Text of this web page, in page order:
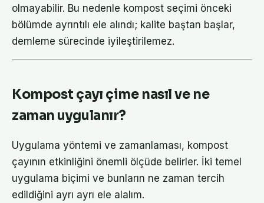
olmayabilir. Bu nedenle kompost seçimi önceki
bölümde ayrıntılı ele alındı; kalite baştan başlar,
demleme sürecinde iyileştirilemez.
Kompost çayı çime nasıl ve ne
zaman uygulanır?
Uygulama yöntemi ve zamanlaması, kompost
çayının etkinliğini önemli ölçüde belirler. İki temel
uygulama biçimi ve bunların ne zaman tercih
edildiğini ayrı ayrı ele alalım.